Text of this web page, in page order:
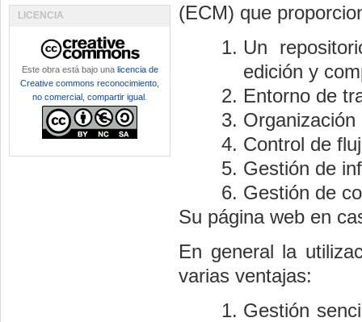
(ECM) que
Un
edición y
Entorno de
Control de
Gestión de
Gestión de
Su página web en
En general la
varias ventajas:
Gestión
LICENCIA
Este obra está bajo una licencia de
Creative commons reconocimiento,
no comercial, compartir igual